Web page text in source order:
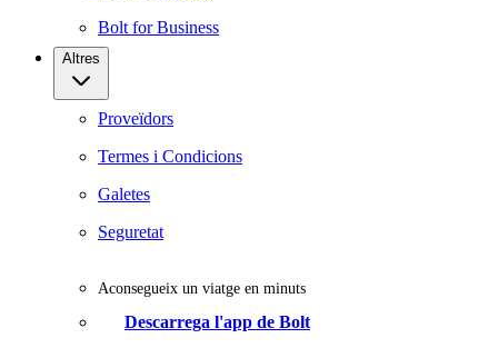
Bolt for Business
Altres
Proveïdors
Termes i Condicions
Galetes
Seguretat
Aconsegueix un viatge en minuts
Descarrega l'app de Bolt